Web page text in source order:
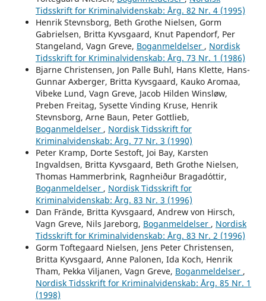
Tidsskrift for Kriminalvidenskab: Årg. 82 Nr. 4 (1995)
Henrik Stevnsborg, Beth Grothe Nielsen, Gorm
Gabrielsen, Britta Kyvsgaard, Knut Papendorf, Per
Stangeland, Vagn Greve, Boganmeldelser , Nordisk
Tidsskrift for Kriminalvidenskab: Årg. 73 Nr. 1 (1986)
Bjarne Christensen, Jon Palle Buhl, Hans Klette, Hans-
Gunnar Axberger, Britta Kyvsgaard, Kauko Aromaa,
Vibeke Lund, Vagn Greve, Jacob Hilden Winsløw,
Preben Freitag, Sysette Vinding Kruse, Henrik
Stevnsborg, Arne Baun, Peter Gottlieb,
Boganmeldelser , Nordisk Tidsskrift for
Kriminalvidenskab: Årg. 77 Nr. 3 (1990)
Peter Kramp, Dorte Sestoft, Joi Bay, Karsten
Ingvaldsen, Britta Kyvsgaard, Beth Grothe Nielsen,
Thomas Hammerbrink, Ragnheiður Bragadóttir,
Boganmeldelser , Nordisk Tidsskrift for
Kriminalvidenskab: Årg. 83 Nr. 3 (1996)
Dan Frände, Britta Kyvsgaard, Andrew von Hirsch,
Vagn Greve, Nils Jareborg, Boganmeldelser , Nordisk
Tidsskrift for Kriminalvidenskab: Årg. 83 Nr. 2 (1996)
Gorm Toftegaard Nielsen, Jens Peter Christensen,
Britta Kyvsgaard, Anne Palonen, Ida Koch, Henrik
Tham, Pekka Viljanen, Vagn Greve, Boganmeldelser ,
Nordisk Tidsskrift for Kriminalvidenskab: Årg. 85 Nr. 1
(1998)